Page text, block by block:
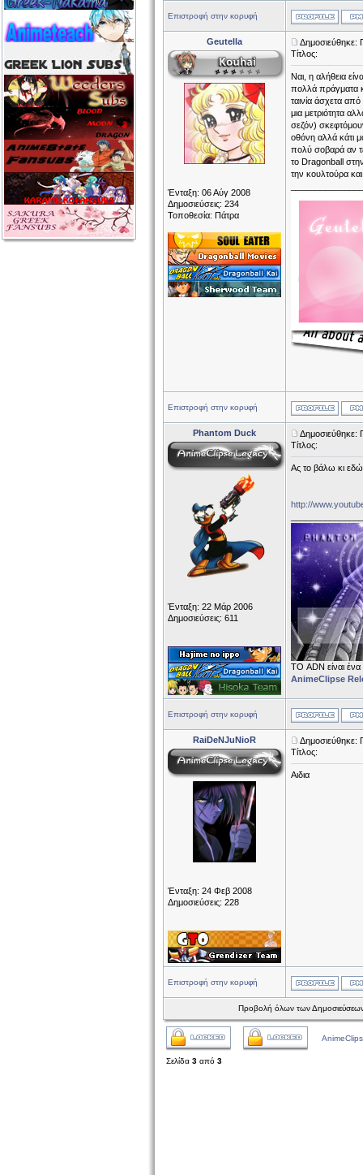
Επιστροφή στην κορυφή
Geutella
Ένταξη: 06 Αύγ 2008
Δημοσιεύσεις: 234
Τοποθεσία: Πάτρα
Δημοσιεύθηκε:
Τίτλος:
Ναι, η αλήθεια
πολλά πράγματα
ταινία άσχετα
μια μετριότητα
σεζόν)
οθόνη αλλά κάτι
πολύ σοβαρά αν
το Dragonball
την κουλτούρα
Επιστροφή στην κορυφή
Phantom Duck
Ένταξη: 22 Μάρ 2006
Δημοσιεύσεις: 611
Δημοσιεύθηκε:
Τίτλος:
Ας το βάλω κι εδώ.
http://
ΤΟ ADN είναι
AnimeClipse
Επιστροφή στην κορυφή
RaiDeNJuNioR
Ένταξη: 24 Φεβ 2008
Δημοσιεύσεις: 228
Δημοσιεύθηκε:
Τίτλος:
Αιδια
Επιστροφή στην κορυφή
Προβολή όλων των
Σελίδα 3 από 3